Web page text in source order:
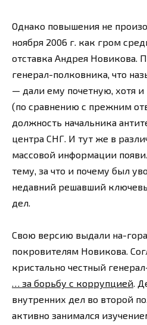
Однако повышения не
ноября 2006 г. как гром
отставка Андрея Новикова.
генерал-полковника, что
— дали ему почетную, хотя
(по сравнению с прежним
должность начальника
центра СНГ. И тут же в
массовой информации
тему, за что и почему был
недавний решавший
дел.
Свою версию выдали на-
покровителям Новикова.
кристально честный
… за борьбу с коррупцией.
внутренних дел во второй
активно занимался